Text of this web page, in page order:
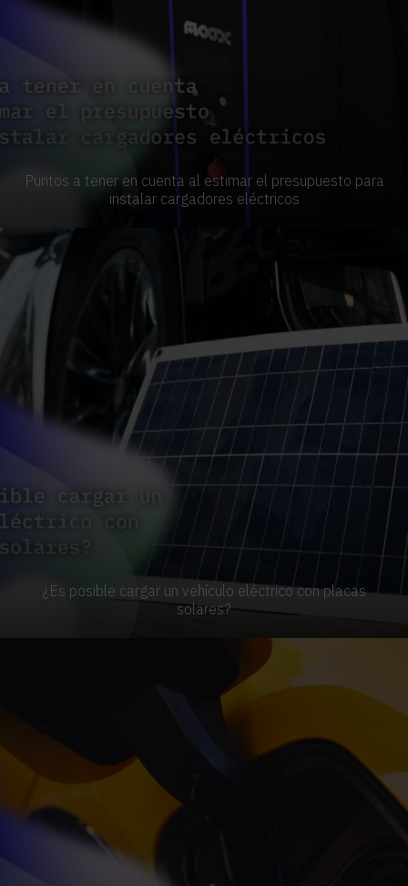
Puntos a tener en cuenta al estimar el presupuesto para
instalar cargadores eléctricos
¿Es posible cargar un vehículo eléctrico con placas
solares?